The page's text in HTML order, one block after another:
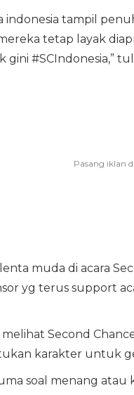
indonesia tampil
tetap layak
#SCIndonesia,”
muda di acara
yg terus support
Second
karakter untuk
soal menang